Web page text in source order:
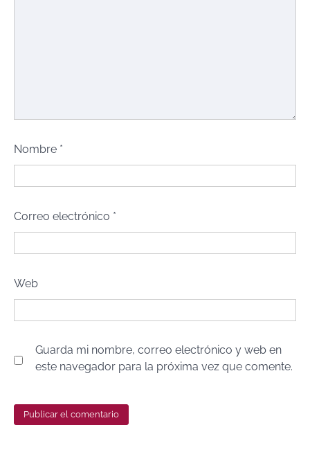
Nombre *
Correo electrónico *
Web
Guarda mi nombre, correo electrónico y web en
este navegador para la próxima vez que comente.